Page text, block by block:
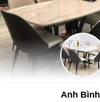
Anh Bình